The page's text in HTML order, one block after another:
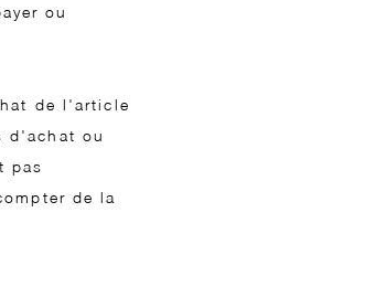
ou
de l'article
d'achat ou
pas
de la